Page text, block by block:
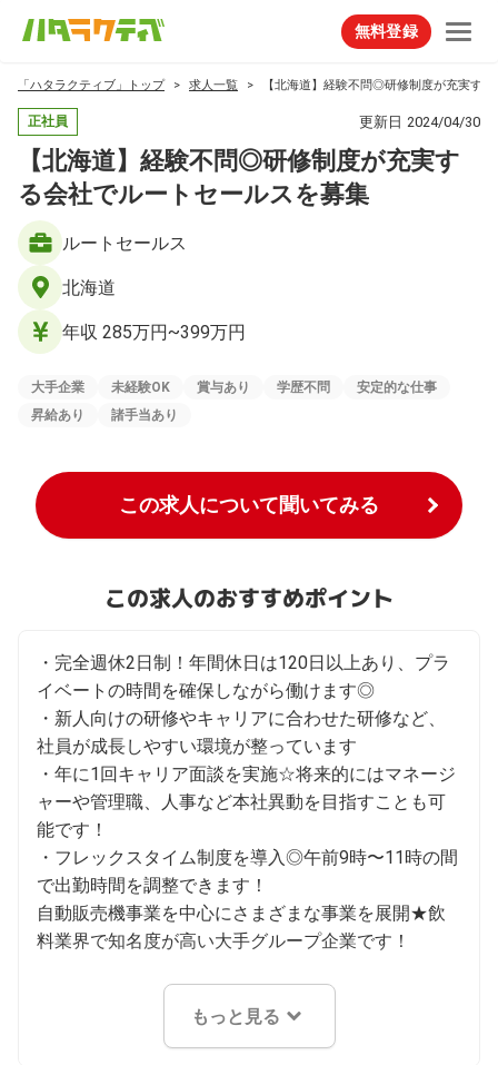
無料登録
「ハタラクティブ」トップ 求人一覧 【北海道】経験不問◎研修制度が充実す
正社員 更新日 2024/04/30
【北海道】経験不問◎研修制度が充実す
る会社でルートセールスを募集
ルートセールス
北海道
年収 285万円~399万円
大手企業 未経験OK 賞与あり 学歴不問
安定的な仕事
昇給あり
諸手当あり
この求人について聞いてみる
この求人のおすすめポイント
・完全週休2日制！年間休日は120日以上あり、プラ
イベートの時間を確保しながら働けます◎
・新人向けの研修やキャリアに合わせた研修など、
社員が成長しやすい環境が整っています
・年に1回キャリア面談を実施☆将来的にはマネージ
ャーや管理職、人事など本社異動を目指すことも可
能です！
・フレックスタイム制度を導入◎午前9時〜11時の間
で出勤時間を調整できます！
自動販売機事業を中心にさまざまな事業を展開★飲
料業界で知名度が高い大手グループ企業です！
もっと見る